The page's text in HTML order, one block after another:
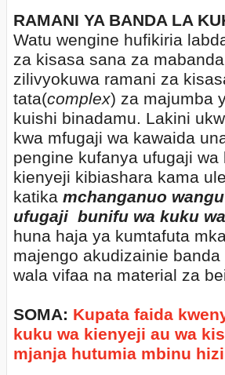
RAMANI YA BANDA LA
Watu wengine hufikiria
za kisasa sana za
zilivyokuwa ramani za
tata(complex) za majumba
kuishi binadamu. Lakini
kwa mfugaji wa kawaida
pengine kufanya ufugaji wa
kienyeji kibiashara kama
katika mchanganuo
ufugaji bunifu wa kuku
huna haja ya kumtafuta
majengo akudizainie
wala vifaa na material za
SOMA: Kupata faida
kuku wa kienyeji au wa
mjanja hutumia mbinu hizi